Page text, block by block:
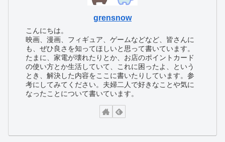
grensnow
こんにちは。
映画、漫画、フィギュア、ゲームなどなど、皆さんに
も、ぜひ良さを知ってほしいと思って書いています。
たまに、家電が壊れたりとか、お店のポイントカード
の使い方とか生活していて、これに困ったよ、という
とき、解決した内容をここに書いたりしています。参
考にしてみてください。夫婦二人で好きなことや気に
なったことについて書いています。